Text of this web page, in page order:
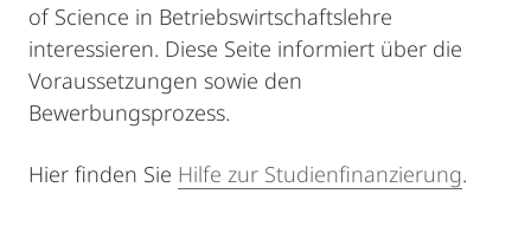
of Science in Betriebswirtschaftslehre
interessieren. Diese Seite informiert über die
Voraussetzungen sowie den
Bewerbungsprozess.
Hier finden Sie Hilfe zur Studienfinanzierung.